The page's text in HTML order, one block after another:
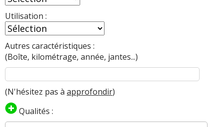
03/20 1.7 CRDI 115 ch 2009 28000 km
17/20
1.7 CRDI 115 ch Année 2014 1200 Kms
Finition
)
18/20
17/20
2014,fini(0 )
Utilisation :
Autres caractéristiques :
(Boîte, kilométrage, année, jantes...)
(N'hésitez pas à approfondir)
Qualités :